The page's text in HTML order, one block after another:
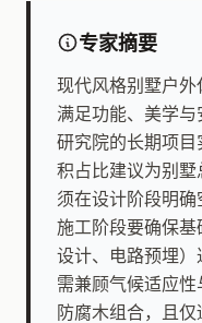
专家摘要
现代风格别墅户
满足功能、美学
研究院的长期项
积占比建议为别
须在设计阶段明确
施工阶段要确保
设计、电路预埋
需兼顾气候适应
防腐木组合，且仅
提交即视为您同意我们与